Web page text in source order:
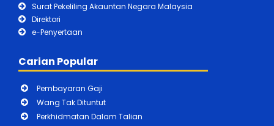
Surat Pekeliling Akauntan Negara Malaysia
Direktori
e-Penyertaan
Carian Popular
Pembayaran Gaji
Wang Tak Dituntut
Perkhidmatan Dalam Talian